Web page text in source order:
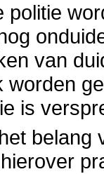
politie
van
worden
is